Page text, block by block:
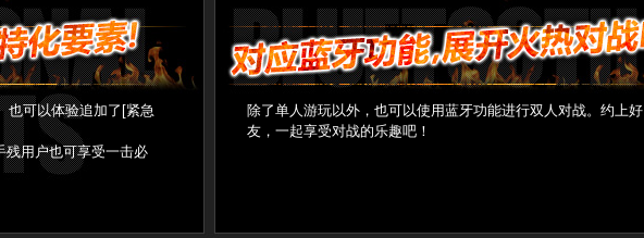
也可以体验追加了[紧急
残用户也可享受一击必
除了单人游玩以外，也可以使用蓝牙功能进行双人对战。约上好
友，一起享受对战的乐趣吧！